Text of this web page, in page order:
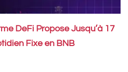
DeFi Propose Jusqu’à 17
Fixe en BNB